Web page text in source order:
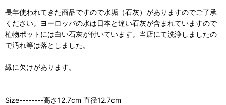
長年使われてきた商品ですので水垢（石灰）がありますのでご了承
ください。ヨーロッパの水は日本と違い石灰が含まれていますので
植物ポットには白い石灰が付いています。当店にて洗浄しましたの
で汚れ等は落としました。
縁に欠けがあります。
Size--------高さ12.7cm 直径12.7cm